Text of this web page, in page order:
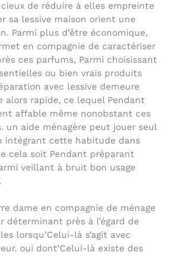
de réduire à elles empreinte
sa lessive maison orient une
Parmi plus d’être économique,
en compagnie de caractériser
ces parfums, Parmi choisissant
ou bien vrais produits
avec lessive demeure
alors rapide, ce lequel Pendant
affable même nonobstant ces
un aide ménagère peut jouer seul
intégrant cette habitude dans
cela soit Pendant préparant
veillant à bruit bon usage
dame en compagnie de ménage
déterminant près à l’égard de
lorsqu’Celui-là s’agit avec
oui dont’Celui-là existe des